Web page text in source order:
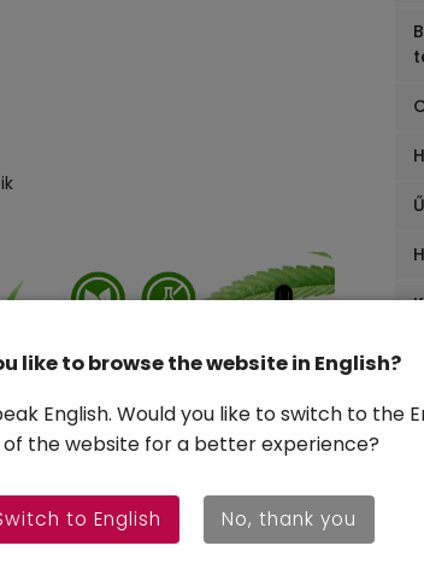
like to browse the website in English?
English. Would you like to switch to the
of the website for a better experience?
to English No, thank you